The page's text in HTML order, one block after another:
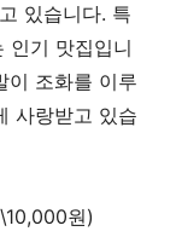
있습니다. 특
인기 맛집입니
이 조화를 이루
사랑받고 있습
원)